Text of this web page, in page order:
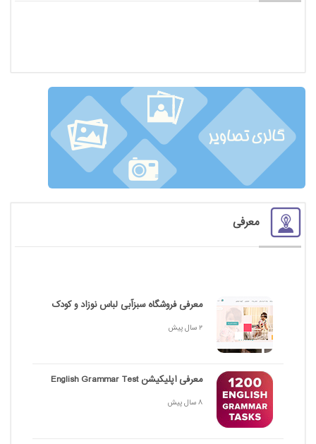
معرفی
معرفی فروشگاه سبزآبی لباس نوزاد و کودک
2 سال پیش
معرفی اپلیکیشن English Grammar Test
8 سال پیش